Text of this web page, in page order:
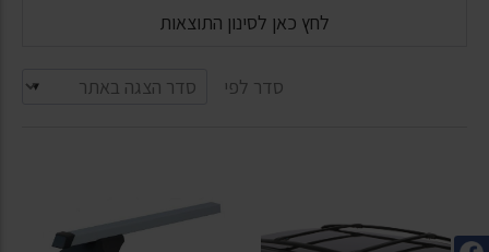
לחץ כאן לסינון התוצאות
סדר לפי